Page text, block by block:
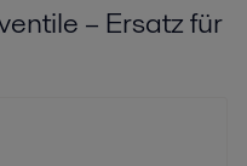
– Ersatz für